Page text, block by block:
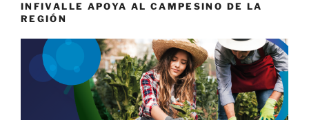
INFIVALLE APOYA AL CAMPESINO DE LA
REGIÓN